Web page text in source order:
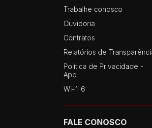
Trabalhe conosco
Ouvidoria
Contratos
Relatórios de
Política de Privacidade -
App
Wi-fi 6
FALE CONOSCO